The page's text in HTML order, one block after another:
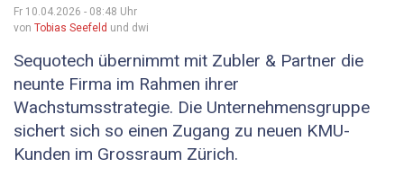
Fr 10.04.2026 - 08:48 Uhr
von Tobias Seefeld und dwi
Sequotech übernimmt mit Zubler & Partner die
neunte Firma im Rahmen ihrer
Wachstumsstrategie. Die Unternehmensgruppe
sichert sich so einen Zugang zu neuen KMU-
Kunden im Grossraum Zürich.